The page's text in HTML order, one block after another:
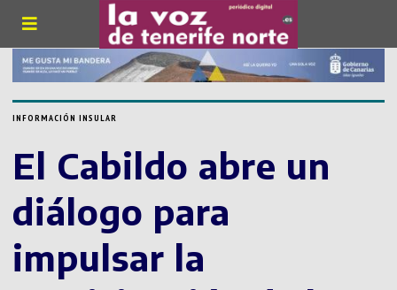
INFORMACIÓN INSULAR
El Cabildo abre un
diálogo para
impulsar la